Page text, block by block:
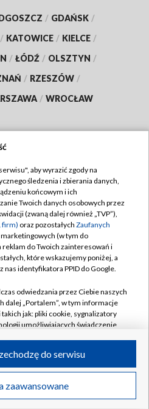
/ GDAŃSK /
/ KATOWICE / KIELCE /
/ ŁÓDŹ / OLSZTYN /
/ RZESZÓW /
/ WROCŁAW
TVP
TVP
prywatności
zgody
Pomoc
Kontakt
Kanały
S.A. w likwidacji
aby wyrazić zgody na
śledzenia i zbierania danych,
końcowym i ich
Twoich danych osobowych przez
(zwaną dalej również „TVP”),
firm) oraz pozostałych Zaufanych
marketingowych (w tym do
do Twoich zainteresowań i
które wskazujemy poniżej, a
nas identyfikatora PPID do Google.
odwiedzania przez Ciebie naszych
dalej „Portalem”, w tym informacje
jak: pliki cookie, sygnalizatory
umożliwiających świadczenie
odwiedzania przez Ciebie
takie jak adresy IP, identyfikatory
zaawansowane
do serwisu